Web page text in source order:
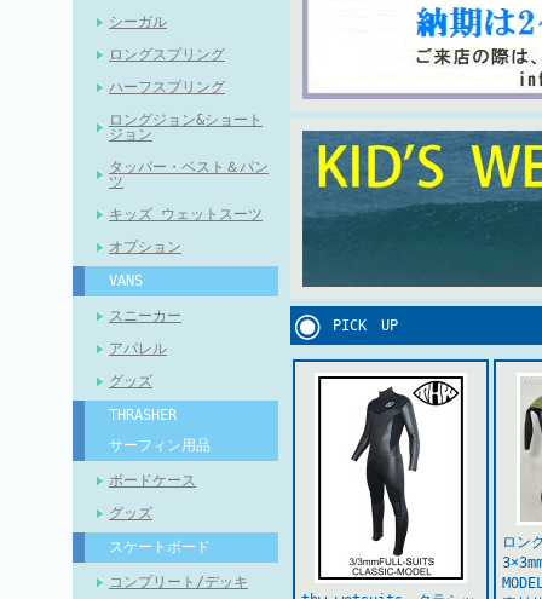
シーガル
ロングスプリング
ハーフスプリング
ロングジョン&ショート
ジョン
タッパー・ベスト＆パン
ツ
キッズ ウェットスーツ
オプション
VANS
スニーカー
アパレル
グッズ
THRASHER
サーフィン用品
ボードケース
グッズ
スケートボード
コンプリート/デッキ
PICK UP
ロン